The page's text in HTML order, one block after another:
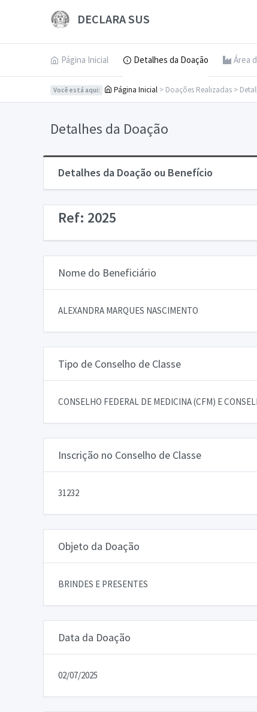
DECLARA SUS
Página Inicial Detalhes da Doação Área
Você está aqui: Página Inicial > Doações Realizadas >
Detalhes da Doação
Detalhes da Doação ou Benefício
Ref: 2025
Nome do Beneficiário
ALEXANDRA MARQUES NASCIMENTO
Tipo de Conselho de Classe
CONSELHO FEDERAL DE MEDICINA (CFM) E
Inscrição no Conselho de Classe
31232
Objeto da Doação
BRINDES E PRESENTES
Data da Doação
02/07/2025